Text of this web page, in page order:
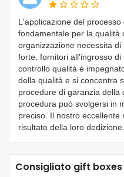
L'applicazione del
fondamentale per la qualità
organizzazione necessita
forte. fornitori all'ingrosso
controllo qualità è
della qualità e si concentra
procedure di garanzia della
procedura può svolgersi in
preciso. Il nostro
risultato della loro dedizione.
Consigliato gift